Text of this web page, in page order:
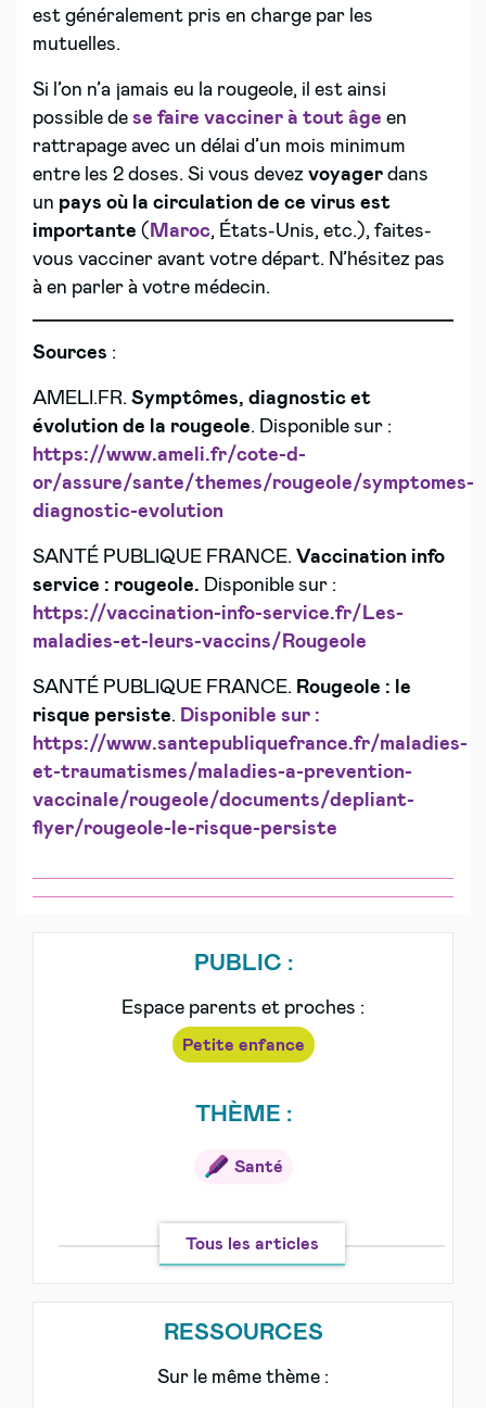
est généralement pris en charge par les
mutuelles.
Si l’on n’a jamais eu la rougeole, il est ainsi
possible de se faire vacciner à tout âge en
rattrapage avec un délai d’un mois minimum
entre les 2 doses. Si vous devez voyager dans
un pays où la circulation de ce virus est
importante ( Maroc, États-Unis, etc.), faites-
vous vacciner avant votre départ. N’hésitez pas
à en parler à votre médecin.
Sources :
AMELI.FR. Symptômes, diagnostic et
évolution de la rougeole. Disponible sur :
https://www.ameli.fr/cote-d-
or/assure/sante/themes/rougeole/symptomes-
diagnostic-evolution
SANTÉ PUBLIQUE FRANCE. Vaccination info
service : rougeole. Disponible sur :
https://vaccination-info-service.fr/Les-
maladies-et-leurs-vaccins/Rougeole
SANTÉ PUBLIQUE FRANCE. Rougeole : le
risque persiste. Disponible sur :
https://www.santepubliquefrance.fr/maladies-
et-traumatismes/maladies-a-prevention-
vaccinale/rougeole/documents/depliant-
flyer/rougeole-le-risque-persiste
PUBLIC :
Espace parents et proches :
Petite enfance
THÈME :
Santé
Tous les articles
RESSOURCES
Sur le même thème :